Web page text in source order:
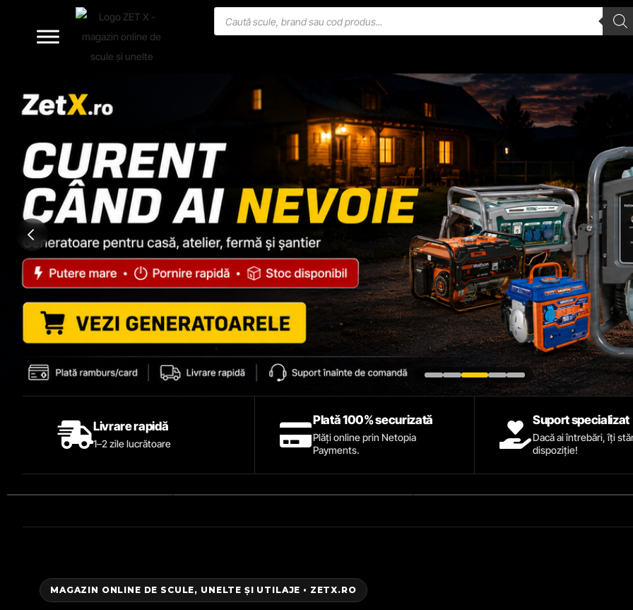
Livrare rapidă
1–2 zile lucrătoare
Plată 100% securizată
Plăți online prin Netopia
Payments.
Suport specializat
Dacă ai întrebări, îți
dispoziție!
MAGAZIN ONLINE DE SCULE, UNELTE ȘI UTILAJE • ZETX.RO